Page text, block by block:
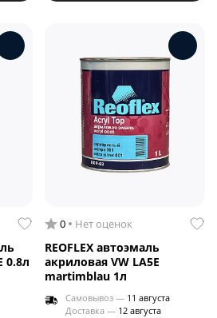
0.8л
0 Нет оценок
REOFLEX автоэмаль
акриловая VW LA5E
martimblau 1л
Самовывоз — 11 августа
Доставка — 12 августа